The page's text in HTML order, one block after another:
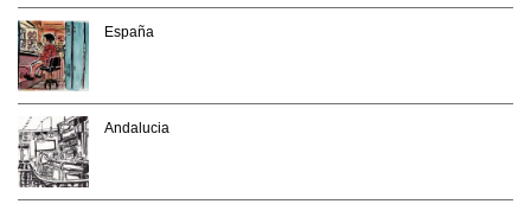
España
Andalucia